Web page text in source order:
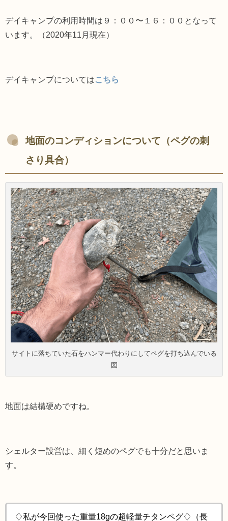
デイキャンプの利用時間は９：００〜１６：００となって
います。（2020年11月現在）
デイキャンプについてはこちら
地面のコンディションについて（ペグの刺
さり具合）
サイトに落ちていた石をハンマー代わりにしてペグを打ち込んでいる
図
地面は結構硬めですね。
シェルター設営は、細く短めのペグでも十分だと思いま
す。
♢私が今回使った重量18gの超軽量チタンペグ♢（長